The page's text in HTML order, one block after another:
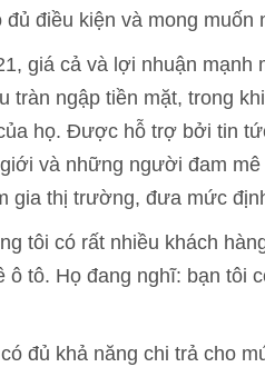
điều kiện và mong muốn
giá cả và lợi nhuận
tràn ngập tiền mặt, trong
họ. Được hỗ trợ bởi tin
và những người đam
gia thị trường, đưa mức
tôi có rất nhiều khách
ô tô. Họ đang nghĩ: bạn tôi
đủ khả năng chi trả cho